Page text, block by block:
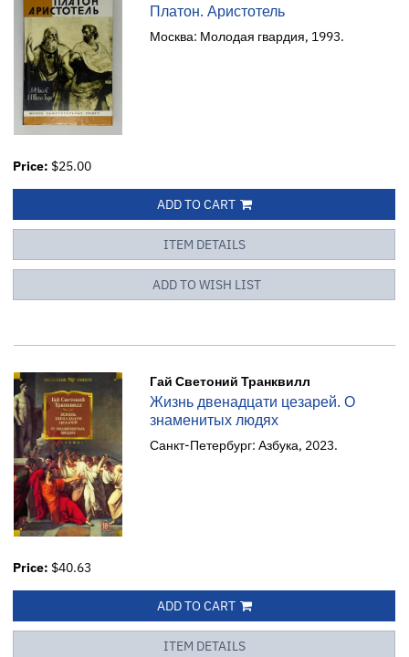
Платон. Аристотель
Москва: Молодая гвардия, 1993.
Price: $25.00
ADD TO CART
ITEM DETAILS
ADD TO WISH LIST
Гай Светоний Транквилл
Жизнь двенадцати цезарей. О
знаменитых людях
Санкт-Петербург: Азбука, 2023.
Price: $40.63
ADD TO CART
ITEM DETAILS